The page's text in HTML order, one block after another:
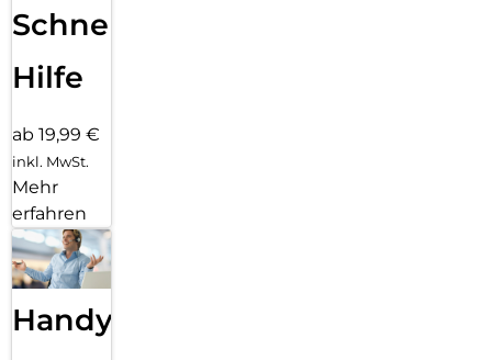
Schnelle
Hilfe
ab 19,99 €
inkl. MwSt.
Mehr
erfahren
Handy